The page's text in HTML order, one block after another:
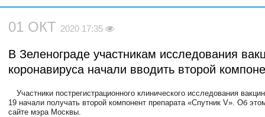
01 ОКТ 2020 17:35
В Зеленограде участникам исследования
коронавируса начали вводить второй
Участники пострегистрационного клинического исследования
19 начали получать второй компонент препарата «Спутник V». Об
сайте мэра Москвы.